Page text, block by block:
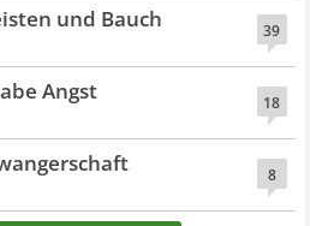
39
und Bauch
18
Angst
8